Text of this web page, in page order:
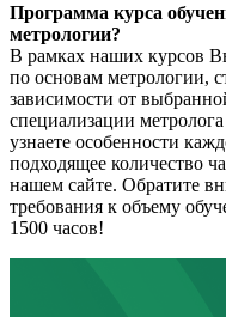
Программа курса
метрологии?
В рамках наших курсов
по основам метрологии,
зависимости от
специализации
узнаете особенности
подходящее количество
нашем сайте. Обратите
требования к объему
1500 часов!